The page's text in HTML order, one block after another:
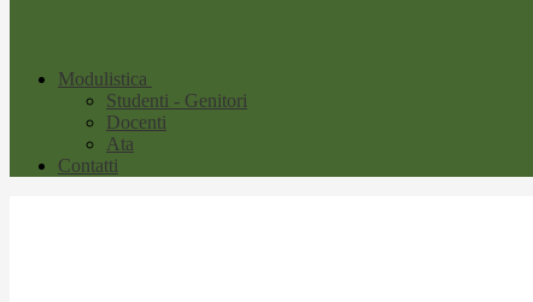
Modulistica
Studenti - Genitori
Docenti
Ata
Contatti